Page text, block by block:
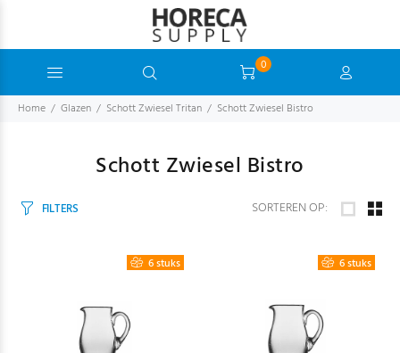
0
Home Glazen Schott Zwiesel Tritan Schott Zwiesel Bistro
Schott Zwiesel Bistro
FILTERS SORTEREN OP:
6 stuks 6 stuks